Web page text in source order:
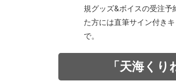
規グッズ&ボイスの受注
た方には直筆サイン付き
で。
「天海く